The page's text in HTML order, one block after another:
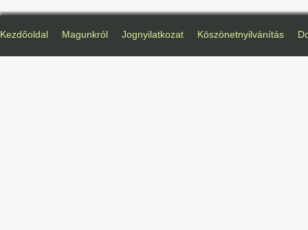
Kezdőoldal Magunkról Jognyilatkozat Köszönetnyilvánítás